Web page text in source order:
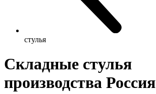
стулья
Складные стулья
производства Россия